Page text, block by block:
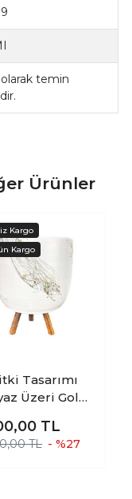
temin
Ürünler
Tasarımı
Üzeri Gold
Saksı
Salon
TL
TL - %27